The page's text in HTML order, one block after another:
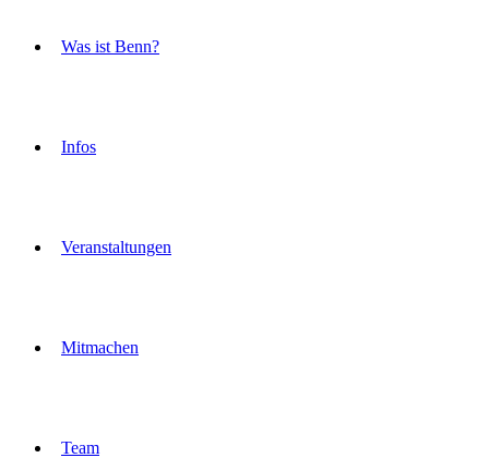
Was ist Benn?
Infos
Veranstaltungen
Mitmachen
Team